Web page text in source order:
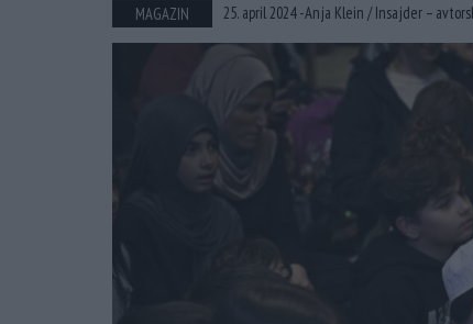
MAGAZIN 25. april 2024 -Anja Klein /Insajder –